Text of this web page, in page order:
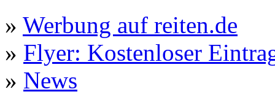
» Werbung auf reiten.de
» Flyer: Kostenloser
» News